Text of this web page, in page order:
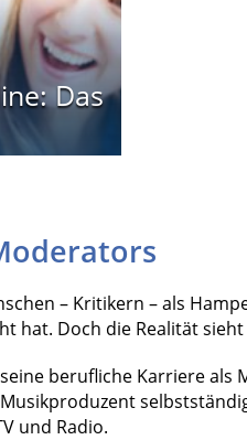
Das
– Kritikern – als
hat. Doch die Realität
berufliche Karriere als
und Radio.